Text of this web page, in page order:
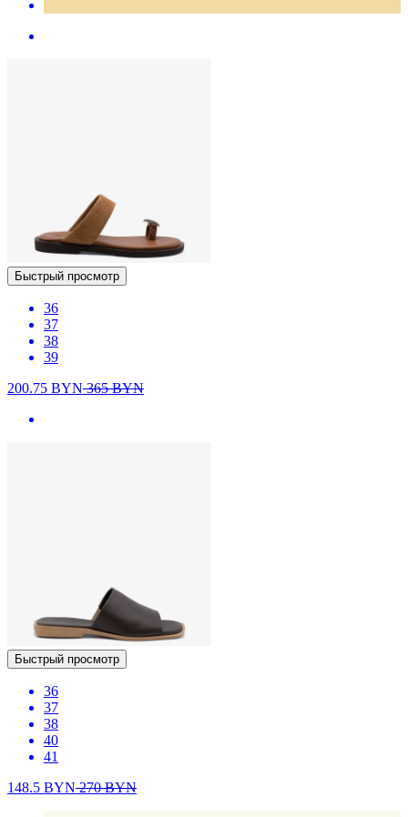
Быстрый просмотр
36
37
38
39
200.75 BYN365BYN
Быстрый просмотр
36
37
38
40
41
148.5 BYN270BYN